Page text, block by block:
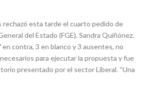
rechazó esta tarde el cuarto pedido de
del Estado (FGE), Sandra Quiñónez.
contra, 3 en blanco y 3 ausentes, no
para ejecutar la propuesta y fue
presentado por el sector Liberal. “Una